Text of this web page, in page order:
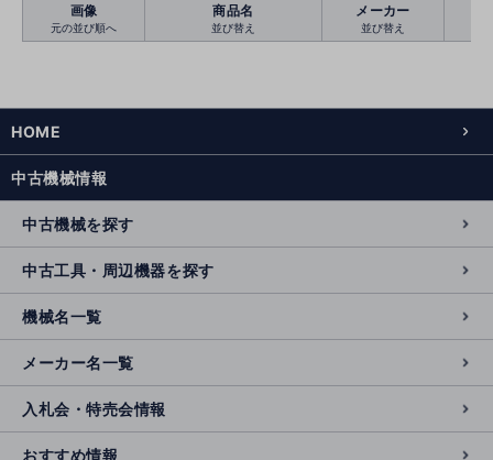
画像
元の並び順へ
商品名
並び替え
メーカー
並び替え
HOME
中古機械情報
中古機械を探す
中古工具・周辺機器を探す
機械名一覧
メーカー名一覧
入札会・特売会情報
おすすめ情報